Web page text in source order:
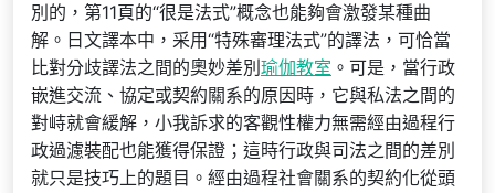
別的，第11頁的“很是法式”概念也能夠會激發某種曲
解。日文譯本中，采用“特殊審理法式”的譯法，可恰當
比對分歧譯法之間的奧妙差別 瑜伽教室 。可是，當行政
嵌進交流、協定或契約關系的原因時，它與私法之間的
對峙就會緩解，小我訴求的客觀性權力無需經由過程行
政過濾裝配也能獲得保證；這時行政與司法之間的差別
就只是技巧上的題目。經由過程社會關系的契約化從頭